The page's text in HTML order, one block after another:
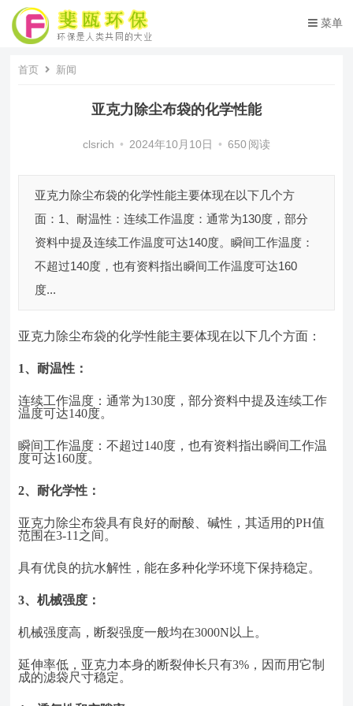
菜单
首页 新闻
亚克力除尘布袋的化学性能
clsrich • 2024年10月10日 • 650 阅读
亚克力除尘布袋的化学性能主要体现在以下几个方
面：1、耐温性：连续工作温度：通常为130度，部分
资料中提及连续工作温度可达140度。瞬间工作温度：
不超过140度，也有资料指出瞬间工作温度可达160
度...
亚克力除尘布袋的化学性能主要体现在以下几个方面：
1、耐温性：
连续工作温度：通常为130度，部分资料中提及连续工作
温度可达140度。
瞬间工作温度：不超过140度，也有资料指出瞬间工作温
度可达160度。
2、耐化学性：
亚克力除尘布袋具有良好的耐酸、碱性，其适用的PH值
范围在3-11之间。
具有优良的抗水解性，能在多种化学环境下保持稳定。
3、机械强度：
机械强度高，断裂强度一般均在3000N以上。
延伸率低，亚克力本身的断裂伸长只有3%，因而用它制
成的滤袋尺寸稳定。